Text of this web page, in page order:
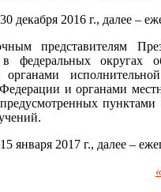
декабря 2016 г., далее –
представителям
федеральных округах
органами
и органами
января 2017 г., далее –